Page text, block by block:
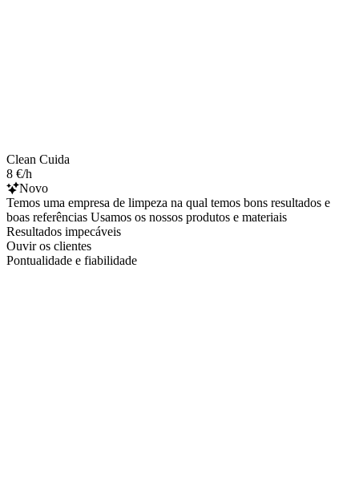
Clean Cuida
8 €/h
Novo
Temos uma empresa de limpeza na qual temos bons resultados e
boas referências Usamos os nossos produtos e materiais
Resultados impecáveis
Ouvir os clientes
Pontualidade e fiabilidade